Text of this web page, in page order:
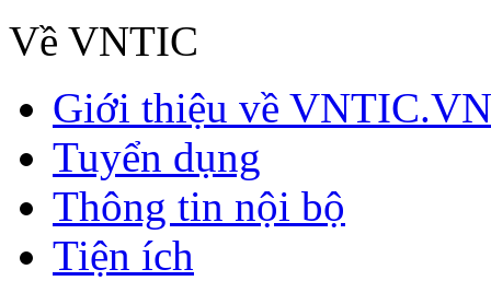
Về VNTIC
Giới thiệu về VNTIC.VN
Tuyển dụng
Thông tin nội bộ
Tiện ích